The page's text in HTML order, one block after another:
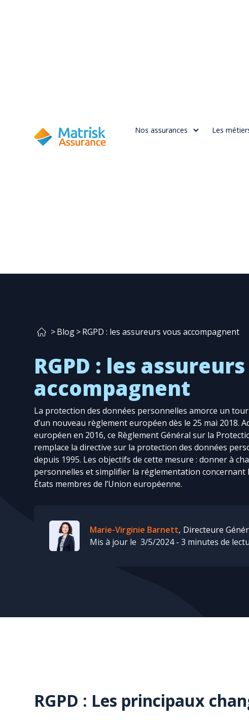
Nos assurances Les
>Blog>RGPD : les assureurs vous accompagnent
RGPD : les
accompagnent
La protection des données personnelles amorce un
d’un nouveau règlement européen dès le 25 mai 2018.
européen en 2016, ce Règlement Général sur la
remplace la directive sur la protection des données
depuis 1995. Les objectifs de cette mesure : donner à
personnelles et simplifier la réglementation concernant
États membres de l’Union européenne.
Marie-Virginie Barnett, Directeure
Mis à jour le 3/5/2024 - 3 minutes de
RGPD : Les principaux